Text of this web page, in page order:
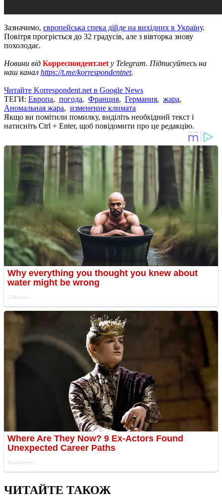
Зазначимо, європейська спека дійде на вихідних в Україну.
Повітря прогріється до 32 градусів, але з вівторка знову
похолодає.
Новини від Корреспондент.net у Telegram. Підписуйтесь на
наш канал https://t.me/korrespondentnet.
Читайте Korrespondent.net в Google News
ТЕГИ: Европа, погода, Франция, Германия, жара,
Аномальная жара, изменение климата
Якщо ви помітили помилку, виділіть необхідний текст і
натисніть Ctrl + Enter, щоб повідомити про це редакцію.
ЧИТАЙТЕ ТАКОЖ